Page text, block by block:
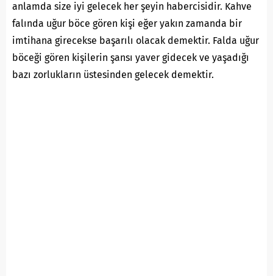
anlamda size iyi gelecek her şeyin habercisidir. Kahve
falında uğur böce gören kişi eğer yakın zamanda bir
imtihana girecekse başarılı olacak demektir. Falda uğur
böceği gören kişilerin şansı yaver gidecek ve yaşadığı
bazı zorlukların üstesinden gelecek demektir.